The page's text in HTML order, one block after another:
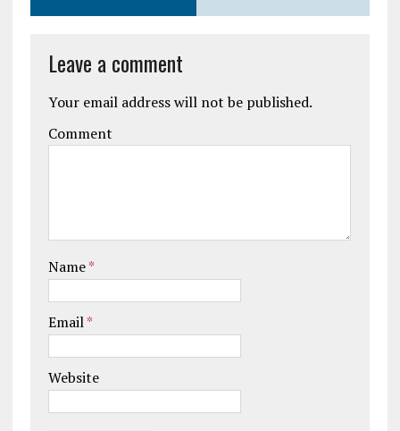
Leave a comment
Your email address will not be published.
Comment
Name*
Email*
Website